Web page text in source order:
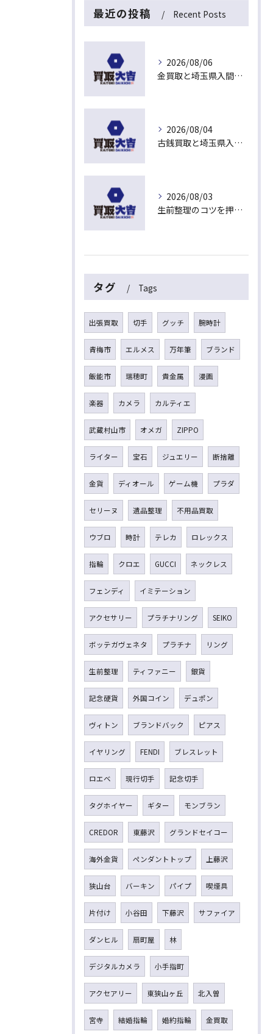
最近の投稿 Recent Posts
2026/08/06
金買取と埼玉県入間市下藤沢で無料査定を活用した今売るべきか判断する最新ガイド
2026/08/04
古銭買取と埼玉県入間市東藤沢でおすすめの査定比較と相場チェックポイント
2026/08/03
生前整理のコツを押さえて埼玉県入間市上藤沢で安心して進める方法
タグ Tags
出張買取 切手 グッチ 腕時計
青梅市 エルメス 万年筆 ブランド
飯能市 瑞穂町 貴金属 漫画
楽器 カメラ カルティエ
武蔵村山市 オメガ ZIPPO
ライター 宝石 ジュエリー 断捨離
金貨 ディオール ゲーム機 プラダ
セリーヌ 遺品整理 不用品買取
ウブロ 時計 テレカ ロレックス
指輪 クロエ GUCCI ネックレス
フェンディ イミテーション
アクセサリー プラチナリング SEIKO
ボッテガヴェネタ プラチナ リング
生前整理 ティファニー 銀貨
記念硬貨 外国コイン デュポン
ヴィトン ブランドバック ピアス
イヤリング FENDI ブレスレット
ロエベ 現行切手 記念切手
タグホイヤー ギター モンブラン
CREDOR 東藤沢 グランドセイコー
海外金貨 ペンダントトップ 上藤沢
狭山台 バーキン パイプ 喫煙具
片付け 小谷田 下藤沢 サファイア
ダンヒル 扇町屋 林
デジタルカメラ 小手指町
アクセアリー 東狭山ヶ丘 北入曽
宮寺 結婚指輪 婚約指輪 金買取